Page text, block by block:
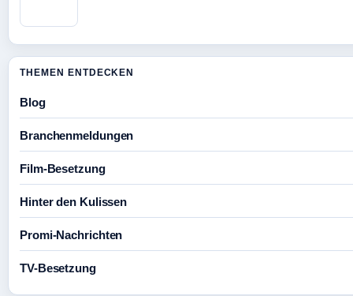
THEMEN ENTDECKEN
Blog
Branchenmeldungen
Film-Besetzung
Hinter den Kulissen
Promi-Nachrichten
TV-Besetzung